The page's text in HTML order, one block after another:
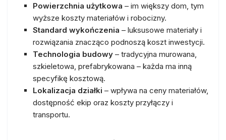
Powierzchnia użytkowa – im większy dom, tym
wyższe koszty materiałów i robocizny.
Standard wykończenia – luksusowe materiały i
rozwiązania znacząco podnoszą koszt inwestycji.
Technologia budowy – tradycyjna murowana,
szkieletowa, prefabrykowana – każda ma inną
specyfikę kosztową.
Lokalizacja działki – wpływa na ceny materiałów,
dostępność ekip oraz koszty przyłączy i
transportu.